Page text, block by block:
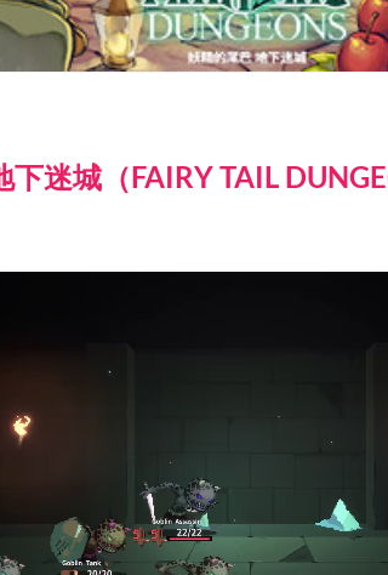
下迷城（FAIRY TAIL